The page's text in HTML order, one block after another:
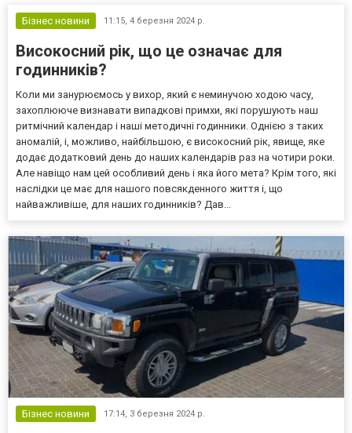
вкл...
Бізнес новини 11:15, 4 березня 2024 р.
Високосний рік, що це означає для
годинників?
Коли ми занурюємось у вихор, який є неминучою ходою часу,
захоплююче визнавати випадкові примхи, які порушують наш
ритмічний календар і наші методичні годинники. Однією з таких
аномалій, і, можливо, найбільшою, є високосний рік, явище, яке
додає додатковий день до наших календарів раз на чотири роки.
Але навіщо нам цей особливий день і яка його мета? Крім того, які
наслідки це має для нашого повсякденного життя і, що
найважливіше, для наших годинників? Дав...
Бізнес новини 17:14, 3 березня 2024 р.